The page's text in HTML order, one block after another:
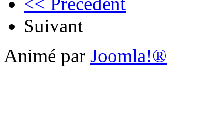
Suivant
Animé par Joomla!®